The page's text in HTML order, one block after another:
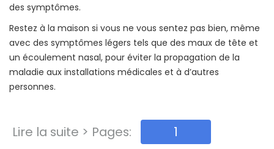
des symptômes.
Restez à la maison si vous ne vous sentez pas bien, même
avec des symptômes légers tels que des maux de tête et
un écoulement nasal, pour éviter la propagation de la
maladie aux installations médicales et à d’autres
personnes.
Lire la suite > Pages: 1